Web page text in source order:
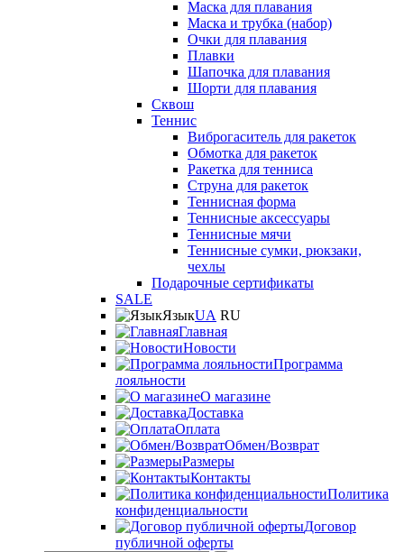
Маска для плавания
Маска и трубка (набор)
Очки для плавания
Плавки
Шапочка для плавания
Шорти для плавания
Сквош
Теннис
Виброгаситель для ракеток
Обмотка для ракеток
Ракетка для тенниса
Струна для ракеток
Теннисная форма
Теннисные аксессуары
Теннисные мячи
Теннисные сумки, рюкзаки,
чехлы
Подарочные сертификаты
SALE
ЯзыкUA RU
Главная
Новости
Программа
лояльности
О магазине
Доставка
Оплата
Обмен/Возврат
Размеры
Контакты
Политика
конфиденциальности
Договор
публичной оферты